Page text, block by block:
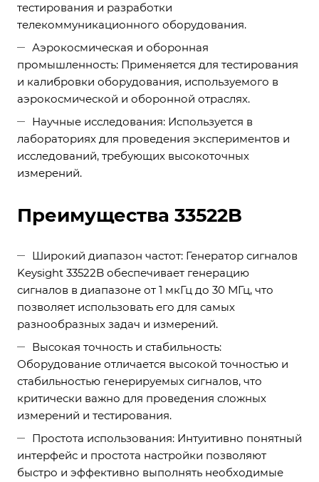
тестирования и разработки
телекоммуникационного оборудования.
Аэрокосмическая и оборонная
промышленность: Применяется для тестирования
и калибровки оборудования, используемого в
аэрокосмической и оборонной отраслях.
Научные исследования: Используется в
лабораториях для проведения экспериментов и
исследований, требующих высокоточных
измерений.
Преимущества 33522B
Широкий диапазон частот: Генератор сигналов
Keysight 33522B обеспечивает генерацию
сигналов в диапазоне от 1 мкГц до 30 МГц, что
позволяет использовать его для самых
разнообразных задач и измерений.
Высокая точность и стабильность:
Оборудование отличается высокой точностью и
стабильностью генерируемых сигналов, что
критически важно для проведения сложных
измерений и тестирования.
Простота использования: Интуитивно понятный
интерфейс и простота настройки позволяют
быстро и эффективно выполнять необходимые